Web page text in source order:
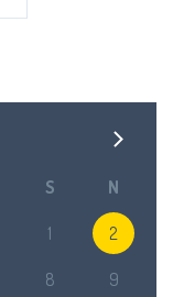
S N
1 2
8 9